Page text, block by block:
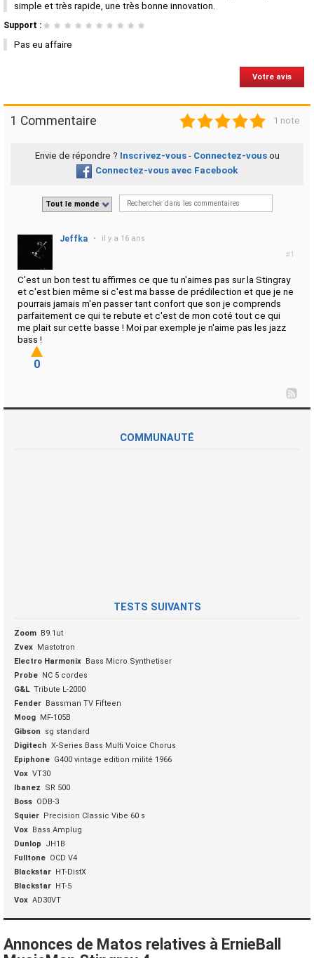
simple et très rapide, une très bonne innovation.
Support : ★ ★ ★ ★ ★ ★ ★ ★ ★ ★
Pas eu affaire
Votre avis
1 Commentaire 1 2 3 4 5 1 note
Envie de répondre ? Inscrivez-vous- Connectez-vousou
Connectez-vous avec Facebook
Tout le monde
#1
Jeffka • il y a 16 ans
C'est un bon test tu affirmes ce que tu n'aimes pas sur la Stingray
et c'est bien même si c'est ma basse de prédilection et que je ne
pourrais jamais m'en passer tant confort que son je comprends
parfaitement ce qui te rebute et c'est de mon coté tout ce qui
me plait sur cette basse ! Moi par exemple je n'aime pas les jazz
bass !
0
COMMUNAUTÉ
TESTS SUIVANTS
Zoom B9.1ut
Zvex Mastotron
Electro Harmonix Bass Micro Synthetiser
Probe NC 5 cordes
G&L Tribute L-2000
Fender Bassman TV Fifteen
Moog MF-105B
Gibson
sg standard
Digitech X-Series Bass Multi Voice Chorus
Epiphone G400 vintage edition milité 1966
Vox VT30
Ibanez
SR 500
Boss ODB-3
Squier Precision Classic Vibe 60 s
Vox Bass Amplug
Dunlop
JH1B
Fulltone OCD V4
Blackstar HT-DistX
Blackstar HT-5
Vox AD30VT
Annonces de Matos relatives à ErnieBall